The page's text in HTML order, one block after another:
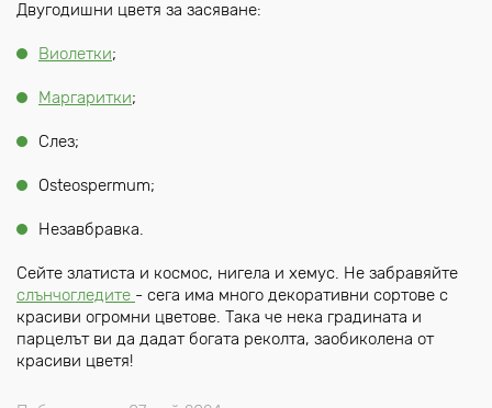
Двугодишни цветя за засяване:
Виолетки;
Маргаритки;
Слез;
Osteospermum;
Незавбравка.
Сейте златиста и космос, нигела и хемус. Не забравяйте
слънчогледите - сега има много декоративни сортове с
красиви огромни цветове. Така че нека градината и
парцелът ви да дадат богата реколта, заобиколена от
красиви цветя!